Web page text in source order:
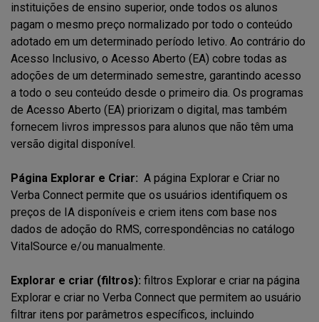
instituições de ensino superior, onde todos os alunos
pagam o mesmo preço normalizado por todo o conteúdo
adotado em um determinado período letivo. Ao contrário do
Acesso Inclusivo, o Acesso Aberto (EA) cobre todas as
adoções de um determinado semestre, garantindo acesso
a todo o seu conteúdo desde o primeiro dia. Os programas
de Acesso Aberto (EA) priorizam o digital, mas também
fornecem livros impressos para alunos que não têm uma
versão digital disponível.
Página Explorar e Criar: A página Explorar e Criar no
Verba Connect permite que os usuários identifiquem os
preços de IA disponíveis e criem itens com base nos
dados de adoção do RMS, correspondências no catálogo
VitalSource e/ou manualmente.
Explorar e criar (filtros): filtros Explorar e criar na página
Explorar e criar no Verba Connect que permitem ao usuário
filtrar itens por parâmetros específicos, incluindo